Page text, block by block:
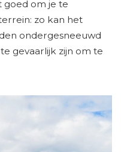
goed om je te
zo kan het
ondergesneeuwd
gevaarlijk zijn om te